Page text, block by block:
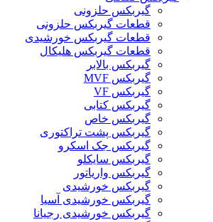
گیربکس حلزونی
قطعات گيربکس حلزونی
قطعات گيربکس خورشيدی
قطعات گیربکس هلیکال
گيربکس بالابر
گیربکس MVF
گیربکس VF
گیربکس کتابی
گیربکس خاص
گیربکس پشت تراکتوری
گیربکس جک اسکرو
گیربکس سایکلو
گیربکس واریاتور
گیربکس خورشیدی
گیربکس خورشیدی آسیا
گیربکس خورشیدی رجیانا